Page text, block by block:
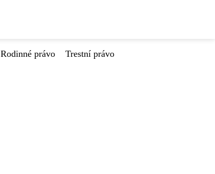
Rodinné právo
Trestní právo